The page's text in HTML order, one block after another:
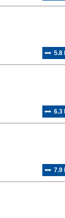
5.8
6.3
7.9